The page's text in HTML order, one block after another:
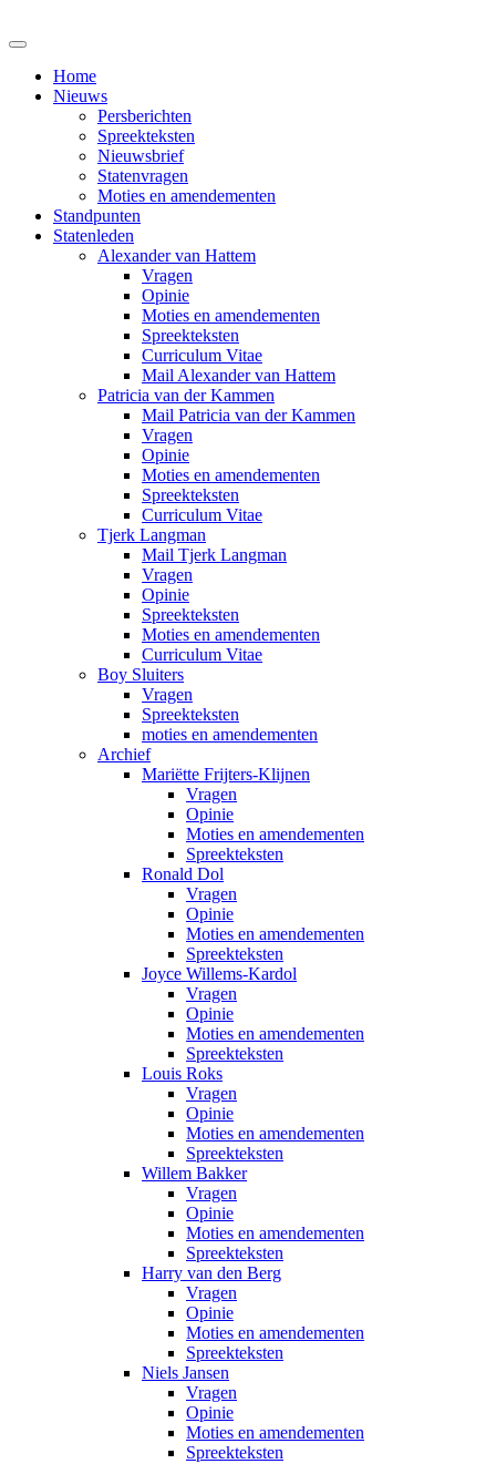
Home
Nieuws
Persberichten
Spreekteksten
Nieuwsbrief
Statenvragen
Moties en amendementen
Standpunten
Statenleden
Alexander van Hattem
Vragen
Opinie
Moties en amendementen
Spreekteksten
Curriculum Vitae
Mail Alexander van Hattem
Patricia van der Kammen
Mail Patricia van der Kammen
Vragen
Opinie
Moties en amendementen
Spreekteksten
Curriculum Vitae
Tjerk Langman
Mail Tjerk Langman
Vragen
Opinie
Spreekteksten
Moties en amendementen
Curriculum Vitae
Boy Sluiters
Vragen
Spreekteksten
moties en amendementen
Archief
Mariëtte Frijters-Klijnen
Vragen
Opinie
Moties en amendementen
Spreekteksten
Ronald Dol
Vragen
Opinie
Moties en amendementen
Spreekteksten
Joyce Willems-Kardol
Vragen
Opinie
Moties en amendementen
Spreekteksten
Louis Roks
Vragen
Opinie
Moties en amendementen
Spreekteksten
Willem Bakker
Vragen
Opinie
Moties en amendementen
Spreekteksten
Harry van den Berg
Vragen
Opinie
Moties en amendementen
Spreekteksten
Niels Jansen
Vragen
Opinie
Moties en amendementen
Spreekteksten